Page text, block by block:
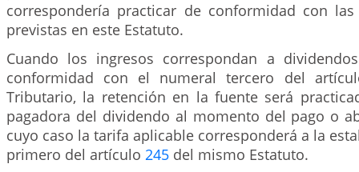
correspondería practicar de conformidad con
previstas en este Estatuto.
Cuando los ingresos correspondan a
conformidad con el numeral tercero del
Tributario, la retención en la fuente será
pagadora del dividendo al momento del pago o
cuyo caso la tarifa aplicable corresponderá a la
primero del artículo 245 del mismo Estatuto.